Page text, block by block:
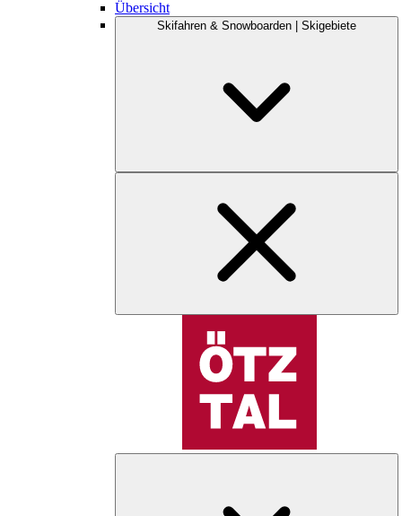
Übersicht
Skifahren & Snowboarden | Skigebiete